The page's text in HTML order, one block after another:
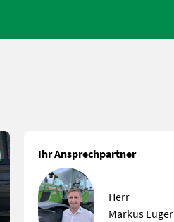
Ihr Ansprechpartner
Herr
Markus Luger